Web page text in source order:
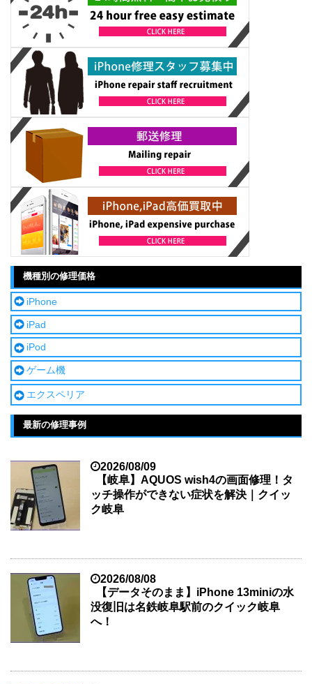
機種別の修理価格
iPhone
iPad
iPod
ゲーム機
エクスペリア
最新の修理事例
2026/08/09
【岐阜】AQUOS wish4の画面修理！タ
ッチ操作ができない症状を解決｜クイッ
ク岐阜
2026/08/08
【データそのまま】iPhone 13miniの水
没復旧は名鉄岐阜駅前のクイック岐阜
へ！